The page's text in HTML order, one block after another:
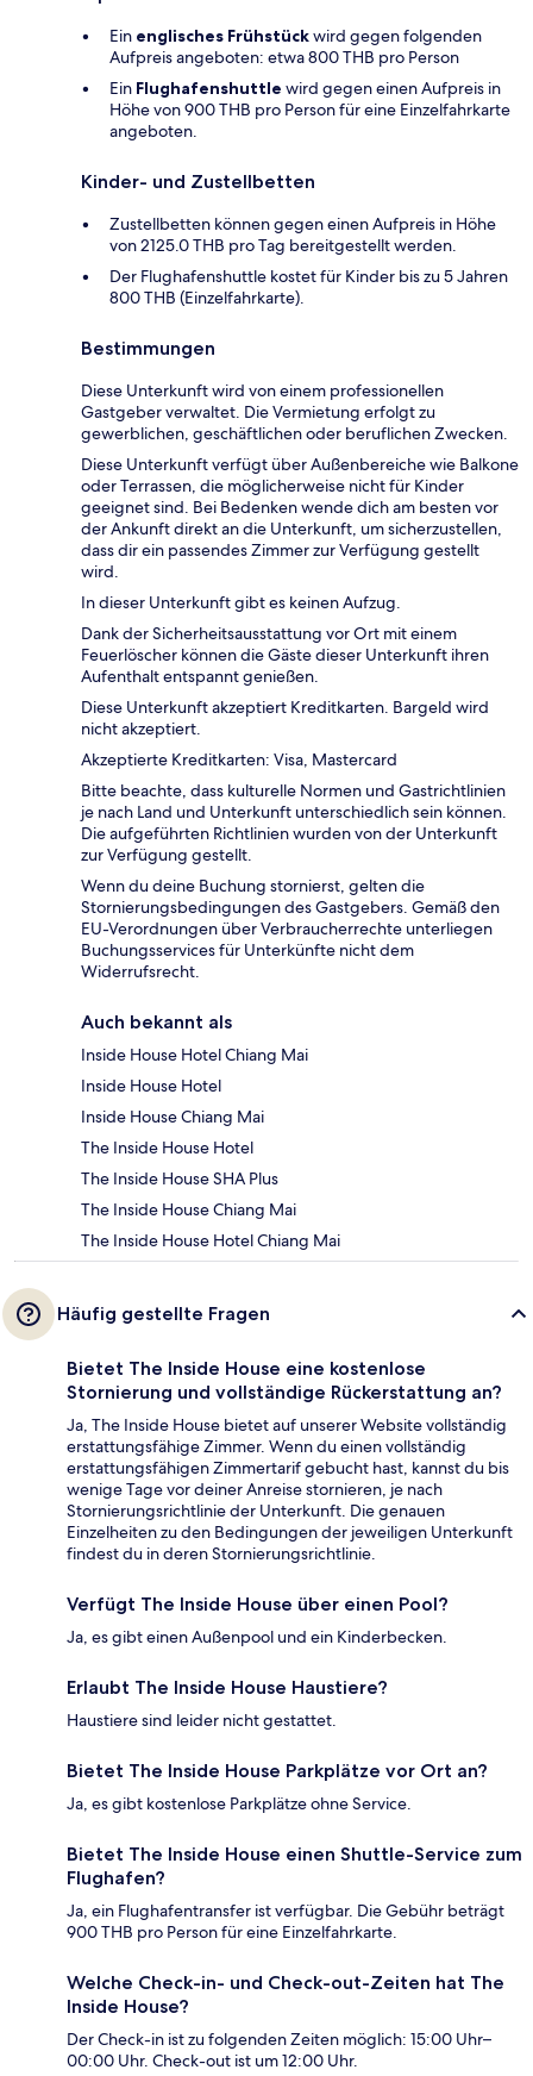
Ein englisches Frühstückwird gegen folgenden
Aufpreis angeboten: etwa 800 THB pro Person
Ein Flughafenshuttle wird gegen einen Aufpreis in
Höhe von 900 THB pro Person für eine Einzelfahrkarte
angeboten.
Kinder- und Zustellbetten
Zustellbetten können gegen einen Aufpreis in Höhe
von 2125.0 THB pro Tag bereitgestellt werden.
Der Flughafenshuttle kostet für Kinder bis zu 5 Jahren
800 THB (Einzelfahrkarte).
Bestimmungen
Diese Unterkunft wird von einem professionellen
Gastgeber verwaltet. Die Vermietung erfolgt zu
gewerblichen, geschäftlichen oder beruflichen Zwecken.
Diese Unterkunft verfügt über Außenbereiche wie Balkone
oder Terrassen, die möglicherweise nicht für Kinder
geeignet sind. Bei Bedenken wende dich am besten vor
der Ankunft direkt an die Unterkunft, um sicherzustellen,
dass dir ein passendes Zimmer zur Verfügung gestellt
wird.
In dieser Unterkunft gibt es keinen Aufzug.
Dank der Sicherheitsausstattung vor Ort mit einem
Feuerlöscher können die Gäste dieser Unterkunft ihren
Aufenthalt entspannt genießen.
Diese Unterkunft akzeptiert Kreditkarten. Bargeld wird
nicht akzeptiert.
Akzeptierte Kreditkarten: Visa, Mastercard
Bitte beachte, dass kulturelle Normen und Gastrichtlinien
je nach Land und Unterkunft unterschiedlich sein können.
Die aufgeführten Richtlinien wurden von der Unterkunft
zur Verfügung gestellt.
Wenn du deine Buchung stornierst, gelten die
Stornierungsbedingungen des Gastgebers. Gemäß den
EU-Verordnungen über Verbraucherrechte unterliegen
Buchungsservices für Unterkünfte nicht dem
Widerrufsrecht.
Auch bekannt als
Inside House Hotel Chiang Mai
Inside House Hotel
Inside House Chiang Mai
The Inside House Hotel
The Inside House SHA Plus
The Inside House Chiang Mai
The Inside House Hotel Chiang Mai
Häufig gestellte Fragen
Bietet The Inside House eine kostenlose
Stornierung und vollständige Rückerstattung an?
Ja, The Inside House bietet auf unserer Website vollständig
erstattungsfähige Zimmer. Wenn du einen vollständig
erstattungsfähigen Zimmertarif gebucht hast, kannst du bis
wenige Tage vor deiner Anreise stornieren, je nach
Stornierungsrichtlinie der Unterkunft. Die genauen
Einzelheiten zu den Bedingungen der jeweiligen Unterkunft
findest du in deren Stornierungsrichtlinie.
Verfügt The Inside House über einen Pool?
Ja, es gibt einen Außenpool und ein Kinderbecken.
Erlaubt The Inside House Haustiere?
Haustiere sind leider nicht gestattet.
Bietet The Inside House Parkplätze vor Ort an?
Ja, es gibt kostenlose Parkplätze ohne Service.
Bietet The Inside House einen Shuttle-Service zum
Flughafen?
Ja, ein Flughafentransfer ist verfügbar. Die Gebühr beträgt
900 THB pro Person für eine Einzelfahrkarte.
Welche Check-in- und Check-out-Zeiten hat The
Inside House?
Der Check-in ist zu folgenden Zeiten möglich: 15:00 Uhr–
00:00 Uhr. Check-out ist um 12:00 Uhr.